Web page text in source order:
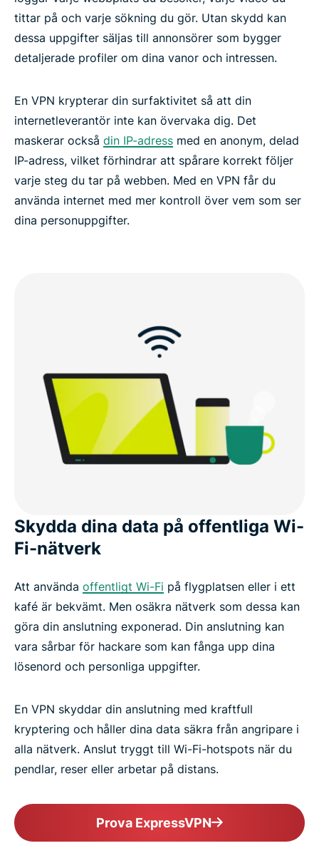
tittar på och varje sökning du gör. Utan skydd kan
dessa uppgifter säljas till annonsörer som bygger
detaljerade profiler om dina vanor och intressen.
En VPN krypterar din surfaktivitet så att din
internetleverantör inte kan övervaka dig. Det
maskerar också din IP-adress med en anonym, delad
IP-adress, vilket förhindrar att spårare korrekt följer
varje steg du tar på webben. Med en VPN får du
använda internet med mer kontroll över vem som ser
dina personuppgifter.
Skydda dina data på offentliga Wi-
Fi-nätverk
Att använda offentligt Wi-Fi på flygplatsen eller i ett
kafé är bekvämt. Men osäkra nätverk som dessa kan
göra din anslutning exponerad. Din anslutning kan
vara sårbar för hackare som kan fånga upp dina
lösenord och personliga uppgifter.
En VPN skyddar din anslutning med kraftfull
kryptering och håller dina data säkra från angripare i
alla nätverk. Anslut tryggt till Wi-Fi-hotspots när du
pendlar, reser eller arbetar på distans.
Prova ExpressVPN